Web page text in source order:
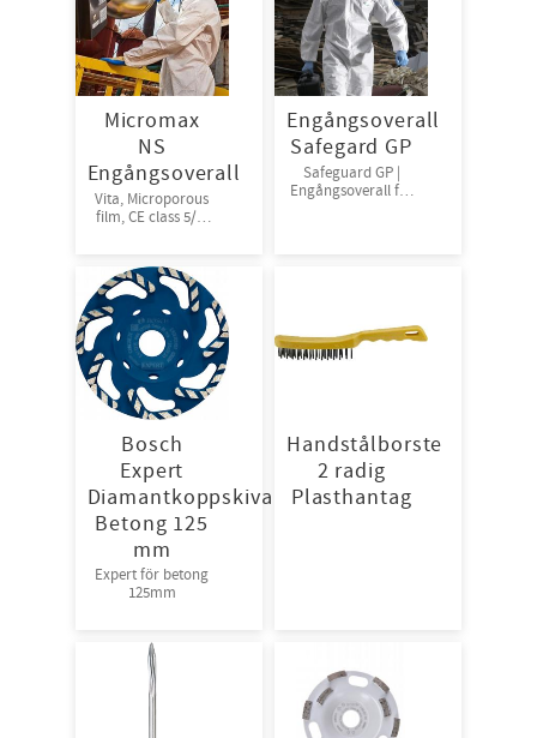
Micromax
NS
Engångsoverall
Vita, Microporous
film, CE class 5/6.
för PCB &
asbestsanering
Förp : 25 st
overall/krt
Engångsoverall
Safegard GP
Safeguard GP |
Engångsoverall för
Bosch
Expert
Diamantkoppskiva
Betong 125
mm
Expert för betong
125mm
Handstålborste
2 radig
Plasthantag